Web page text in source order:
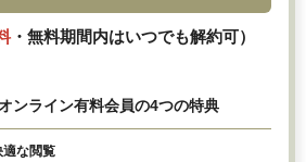
・無料期間内はいつでも解約可）
ンライン有料会員の4つの特典
適な閲覧